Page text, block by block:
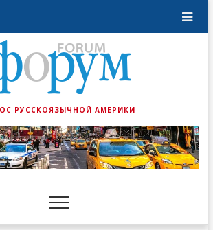
РУССКОЯЗЫЧНОЙ АМЕРИКИ